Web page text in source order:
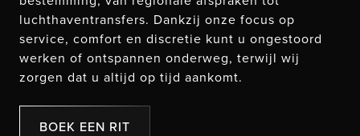
luchthaventransfers. Dankzij onze focus op
service, comfort en discretie kunt u ongestoord
werken of ontspannen onderweg, terwijl wij
zorgen dat u altijd op tijd aankomt.
BOEK EEN RIT